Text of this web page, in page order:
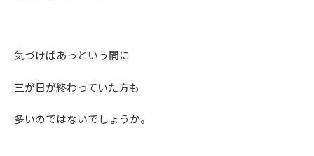
気づけばあっという間に
三が日が終わっていた方も
多いのではないでしょうか。